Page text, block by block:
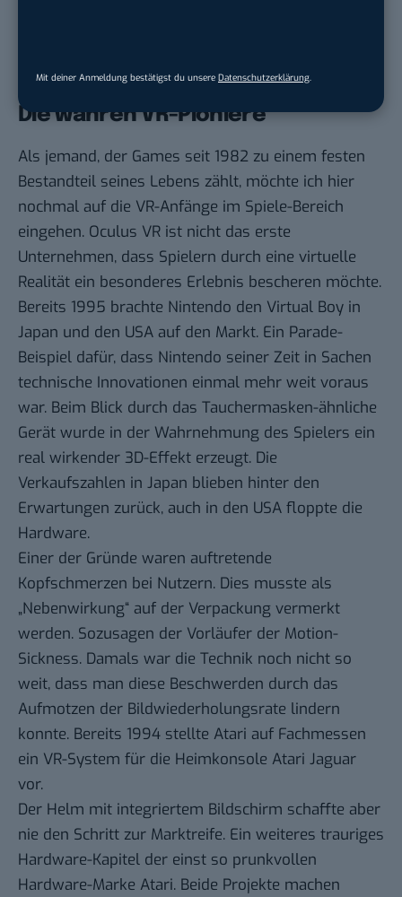
Mit deiner Anmeldung bestätigst du unsere Datenschutzerklärung
Die wahren VR-Pioniere
Als jemand, der Games seit 1982 zu einem festen
Bestandteil seines Lebens zählt, möchte ich hier
nochmal auf die VR-Anfänge im Spiele-Bereich
eingehen. Oculus VR ist nicht das erste
Unternehmen, dass Spielern durch eine virtuelle
Realität ein besonderes Erlebnis bescheren möchte.
Bereits 1995 brachte Nintendo den Virtual Boy in
Japan und den USA auf den Markt. Ein Parade-
Beispiel dafür, dass Nintendo seiner Zeit in Sachen
technische Innovationen einmal mehr weit voraus
war. Beim Blick durch das Tauchermasken-ähnliche
Gerät wurde in der Wahrnehmung des Spielers ein
real wirkender 3D-Effekt erzeugt. Die
Verkaufszahlen in Japan blieben hinter den
Erwartungen zurück, auch in den USA floppte die
Hardware.
Einer der Gründe waren auftretende
Kopfschmerzen bei Nutzern. Dies musste als
„Nebenwirkung“ auf der Verpackung vermerkt
werden. Sozusagen der Vorläufer der Motion-
Sickness. Damals war die Technik noch nicht so
weit, dass man diese Beschwerden durch das
Aufmotzen der Bildwiederholungsrate lindern
konnte. Bereits 1994 stellte Atari auf Fachmessen
ein VR-System für die Heimkonsole Atari Jaguar
vor.
Der Helm mit integriertem Bildschirm schaffte aber
nie den Schritt zur Marktreife. Ein weiteres trauriges
Hardware-Kapitel der einst so prunkvollen
Hardware-Marke Atari. Beide Projekte machen